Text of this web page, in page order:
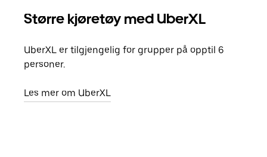
Større kjøretøy med UberXL
UberXL er tilgjengelig for grupper på opptil 6
personer.
Les mer om UberXL